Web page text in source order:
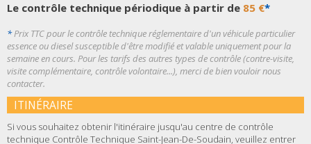
Le contrôle technique périodique à partir de 85 €*
*Prix TTC pour le contrôle technique réglementaire d'un véhicule particulier
essence ou diesel susceptible d'être modifié et valable uniquement pour la
semaine en cours. Pour les tarifs des autres types de contrôle (contre-visite,
visite complémentaire, contrôle volontaire...), merci de bien vouloir nous
contacter.
ITINÉRAIRE
Si vous souhaitez obtenir l'itinéraire jusqu'au centre de contrôle
technique Contrôle Technique Saint-Jean-De-Soudain, veuillez entrer